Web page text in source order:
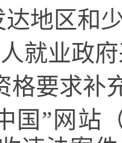
达地区和
就业政
格要求补
国”网站